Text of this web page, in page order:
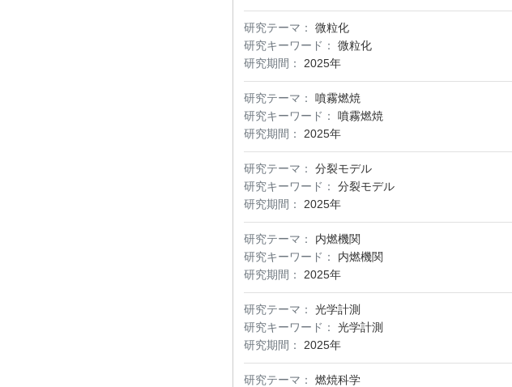
研究テーマ：
微粒化
研究キーワード：
微粒化
研究期間：
2025年
研究テーマ：
噴霧燃焼
研究キーワード：
噴霧燃焼
研究期間：
2025年
研究テーマ：
分裂モデル
研究キーワード：
分裂モデル
研究期間：
2025年
研究テーマ：
内燃機関
研究キーワード：
内燃機関
研究期間：
2025年
研究テーマ：
光学計測
研究キーワード：
光学計測
研究期間：
2025年
研究テーマ：
燃焼科学